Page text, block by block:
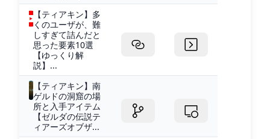
【ティアキン】多
くのユーザが、難
しすぎて詰んだと
思った要素10選
【ゆっくり解
説】...
【ティアキン】︎南
ゲルドの洞窟の場
所と入手アイテム
【ゼルダの伝説テ
ィアーズオブザ...